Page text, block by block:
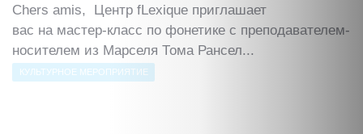
Chers amis, Центр fLexique приглашает
вас на мастер-класс по фонетике с преподавателем-
носителем из Марселя Тома Рансел...
КУЛЬТУРНОЕ МЕРОПРИЯТИЕ